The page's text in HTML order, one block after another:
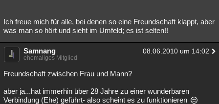
Ich freue mich für alle, bei denen so eine Freundschaft klappt, aber
was man so hört und sieht im Umfeld; es ist selten!!
Samnang 08.06.2010 um 14:02
ehemaliges Mitglied
Freundschaft zwischen Frau und Mann?
aber ja...hat immerhin über 28 Jahre zu einer wunderbaren
Verbindung (Ehe) geführt- also scheint es zu funktionieren